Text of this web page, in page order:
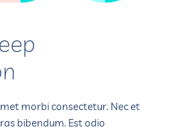
morbi consectetur. Nec et
bibendum. Est odio